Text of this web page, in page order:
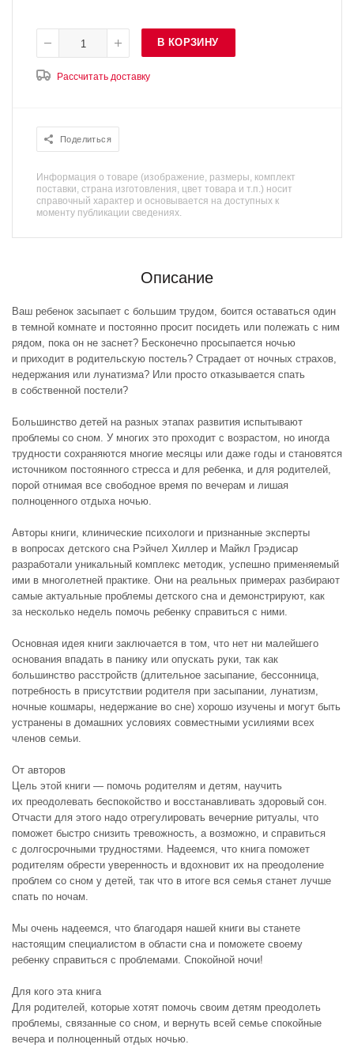
В КОРЗИНУ
Рассчитать доставку
Поделиться
Информация о товаре (изображение, размеры, комплект
поставки, страна изготовления, цвет товара и т.п.) носит
справочный характер и основывается на доступных к
моменту публикации сведениях.
Описание
Ваш ребенок засыпает с большим трудом, боится оставаться один
в темной комнате и постоянно просит посидеть или полежать с ним
рядом, пока он не заснет? Бесконечно просыпается ночью
и приходит в родительскую постель? Страдает от ночных страхов,
недержания или лунатизма? Или просто отказывается спать
в собственной постели?
Большинство детей на разных этапах развития испытывают
проблемы со сном. У многих это проходит с возрастом, но иногда
трудности сохраняются многие месяцы или даже годы и становятся
источником постоянного стресса и для ребенка, и для родителей,
порой отнимая все свободное время по вечерам и лишая
полноценного отдыха ночью.
Авторы книги, клинические психологи и признанные эксперты
в вопросах детского сна Рэйчел Хиллер и Майкл Грэдисар
разработали уникальный комплекс методик, успешно применяемый
ими в многолетней практике. Они на реальных примерах разбирают
самые актуальные проблемы детского сна и демонстрируют, как
за несколько недель помочь ребенку справиться с ними.
Основная идея книги заключается в том, что нет ни малейшего
основания впадать в панику или опускать руки, так как
большинство расстройств (длительное засыпание, бессонница,
потребность в присутствии родителя при засыпании, лунатизм,
ночные кошмары, недержание во сне) хорошо изучены и могут быть
устранены в домашних условиях совместными усилиями всех
членов семьи.
От авторов
Цель этой книги — помочь родителям и детям, научить
их преодолевать беспокойство и восстанавливать здоровый сон.
Отчасти для этого надо отрегулировать вечерние ритуалы, что
поможет быстро снизить тревожность, а возможно, и справиться
с долгосрочными трудностями. Надеемся, что книга поможет
родителям обрести уверенность и вдохновит их на преодоление
проблем со сном у детей, так что в итоге вся семья станет лучше
спать по ночам.
Мы очень надеемся, что благодаря нашей книги вы станете
настоящим специалистом в области сна и поможете своему
ребенку справиться с проблемами. Спокойной ночи!
Для кого эта книга
Для родителей, которые хотят помочь своим детям преодолеть
проблемы, связанные со сном, и вернуть всей семье спокойные
вечера и полноценный отдых ночью.